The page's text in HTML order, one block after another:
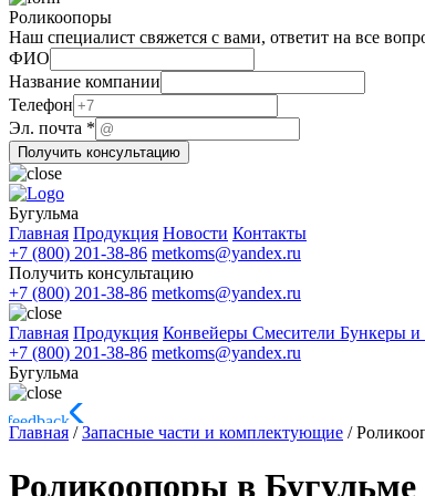
Роликоопоры
Наш специалист свяжется с вами, ответит на все
ФИО
Название компании
Телефон
почта
компании
ФИО
Эл. почта *
Получить консультацию
Бугульма
Главная Продукция Новости Контакты
+7 (800) 201-38-86 metkoms@yandex.ru
Получить консультацию
+7 (800) 201-38-86 metkoms@yandex.ru
Главная Продукция Конвейеры Смесители Бункеры и
+7 (800) 201-38-86 metkoms@yandex.ru
Бугульма
Главная /Запасные части и комплектующие /
Роликоопоры в Бугульме